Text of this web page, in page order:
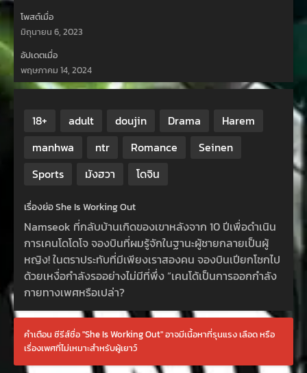
โพสต์เมื่อ
มิถุนายน 6, 2023
อัปเดตเมื่อ
พฤษภาคม 14, 2024
18+ adult doujin Drama
Harem
manhwa
ntr Romance
Seinen
Sports
มังฮวา โดจิน
เรื่องย่อ She Is Working Out
Namseok ที่กลับบ้านเกิดของเขาหลังจาก 10 ปีเพื่อดำเนิน
การเคนโดโดโจ จองบินที่ผมรู้จักในฐานะผู้ชายกลายเป็นผู้
หญิง! ในตราประทับที่มีเพียงเราสองคน จองบินเปียกโชกไป
ด้วยเหงื่อกำลังรออย่างไม่มีที่พึ่ง “เคนโด้เป็นการออกกำลัง
กายทางเพศหรือเปล่า?
คำเตือน ซีรีส์ชื่อ "She Is Working Out" อาจมีเนื้อหาที่รุนแรง เลือด หรือ
เรื่องเพศที่ไม่เหมาะสำหรับผู้เยาว์